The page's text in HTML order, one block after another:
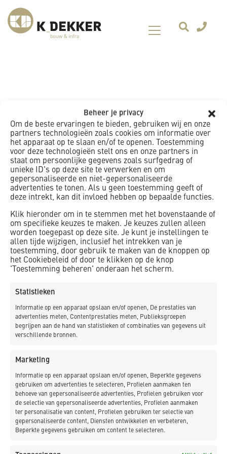
Beheer je privacy
Om de beste ervaringen te bieden, gebruiken wij en onze
partners technologieën zoals cookies om informatie over
het apparaat op te slaan en/of te openen. Toestemming
voor deze technologieën stelt ons en onze partners in
staat om persoonlijke gegevens zoals surfgedrag of
unieke ID's op deze site te verwerken en om
gepersonaliseerde en niet-gepersonaliseerde
advertenties te tonen. Als u geen toestemming geeft of
deze intrekt, kan dit invloed hebben op bepaalde functies.
Klik hieronder om in te stemmen met het bovenstaande of
om specifieke keuzes te maken. Je keuzes zullen alleen
worden toegepast op deze site. Je kunt je instellingen te
allen tijde wijzigen, inclusief het intrekken van je
toestemming, door gebruik te maken van de knoppen op
het Cookiebeleid of door te klikken op de knop
'Toestemming beheren' onderaan het scherm.
Statistieken
Informatie op een apparaat opslaan en/of openen, De prestaties van
advertenties meten, Contentprestaties meten, Publieksgroepen
begrijpen aan de hand van statistieken of combinaties van gegevens uit
verschillende bronnen.
Marketing
Informatie op een apparaat opslaan en/of openen, Beperkte gegevens
gebruiken om advertenties te selecteren, Profielen aanmaken ten
behoeve van gepersonaliseerde advertenties, Profielen gebruiken voor
de selectie van gepersonaliseerde advertenties, Profielen aanmaken
ter personalisatie van content, Profielen gebruiken ter selectie van
gepersonaliseerde content, Diensten ontwikkelen en verbeteren,
Beperkte gegevens gebruiken om content te selecteren.
Postadres:
1749 ZG
Warmenhuizen
T 0226 39 16 29
E info@kdbv.nl
Warmenhuizen
Oudevaart 91
Warmenhuizen
Amsterdam
Zekeringstraat 50